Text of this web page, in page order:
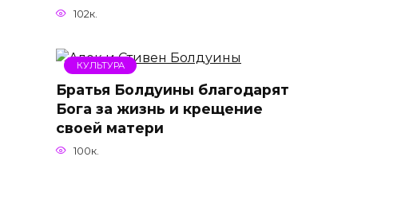
102к.
КУЛЬТУРА
Братья Болдуины благодарят
Бога за жизнь и крещение
своей матери
100к.